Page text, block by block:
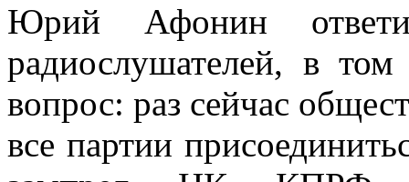
Юрий Афонин
радиослушателей, в
вопрос: раз сейчас
все партии